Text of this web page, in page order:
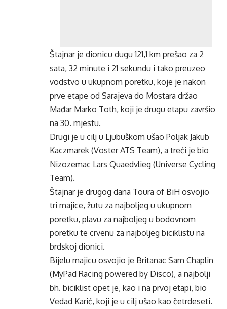
Štajnar je dionicu dugu 121,1 km prešao za 2
sata, 32 minute i 21 sekundu i tako preuzeo
vodstvo u ukupnom poretku, koje je nakon
prve etape od Sarajeva do Mostara držao
Mađar Marko Toth, koji je drugu etapu završio
na 30. mjestu.
Drugi je u cilj u Ljubuškom ušao Poljak Jakub
Kaczmarek (Voster ATS Team), a treći je bio
Nizozemac Lars Quaedvlieg (Universe Cycling
Team).
Štajnar je drugog dana Toura of BiH osvojio
tri majice, žutu za najboljeg u ukupnom
poretku, plavu za najboljeg u bodovnom
poretku te crvenu za najboljeg biciklistu na
brdskoj dionici.
Bijelu majicu osvojio je Britanac Sam Chaplin
(MyPad Racing powered by Disco), a najbolji
bh. biciklist opet je, kao i na prvoj etapi, bio
Vedad Karić, koji je u cilj ušao kao četrdeseti.